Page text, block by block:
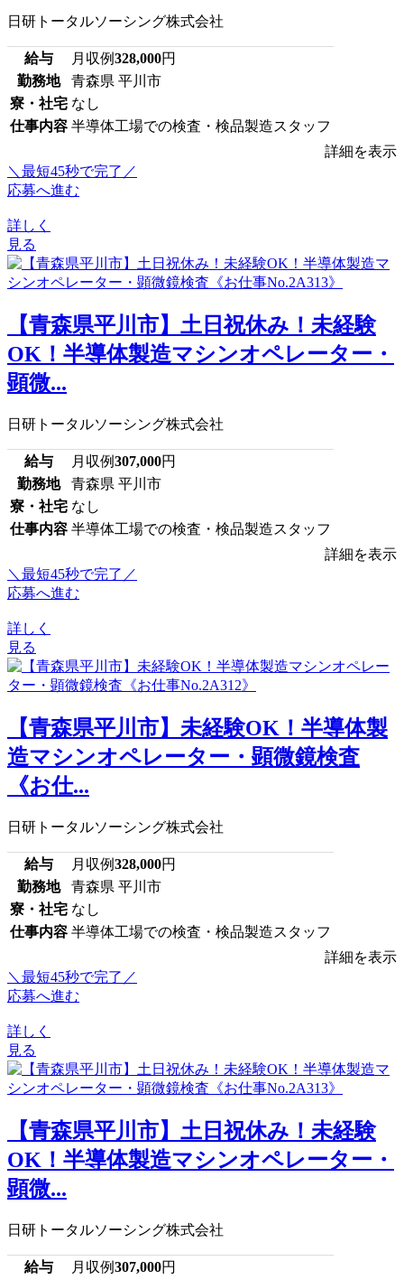
日研トータルソーシング株式会社
給与 月収例328,000円
勤務地
青森県 平川市
寮・社宅 なし
仕事内容 半導体工場での検査・検品製造スタッフ
詳細を表示
＼最短45秒で完了／
応募へ進む
詳しく
見る
【青森県平川市】土日祝休み！未経験
OK！半導体製造マシンオペレーター・
顕微...
日研トータルソーシング株式会社
給与 月収例307,000円
勤務地
青森県 平川市
寮・社宅 なし
仕事内容 半導体工場での検査・検品製造スタッフ
詳細を表示
＼最短45秒で完了／
応募へ進む
詳しく
見る
【青森県平川市】未経験OK！半導体製
造マシンオペレーター・顕微鏡検査
《お仕...
日研トータルソーシング株式会社
給与 月収例328,000円
勤務地
青森県 平川市
寮・社宅 なし
仕事内容 半導体工場での検査・検品製造スタッフ
詳細を表示
＼最短45秒で完了／
応募へ進む
詳しく
見る
【青森県平川市】土日祝休み！未経験
OK！半導体製造マシンオペレーター・
顕微...
日研トータルソーシング株式会社
給与 月収例307,000円